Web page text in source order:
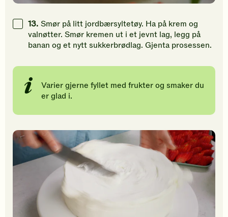
13. Smør på litt jordbærsyltetøy. Ha på krem og
valnøtter. Smør kremen ut i et jevnt lag, legg på
banan og et nytt sukkerbrødlag. Gjenta prosessen.
Varier gjerne fyllet med frukter og smaker du
er glad i.